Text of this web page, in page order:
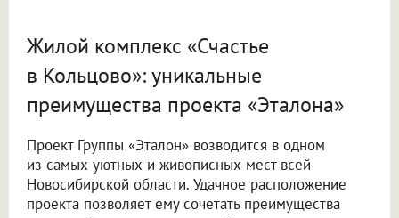
Жилой комплекс «Счастье
в Кольцово»: уникальные
преимущества проекта «Эталона»
Проект Группы «Эталон» возводится в одном
из самых уютных и живописных мест всей
Новосибирской области. Удачное расположение
проекта позволяет ему сочетать преимущества